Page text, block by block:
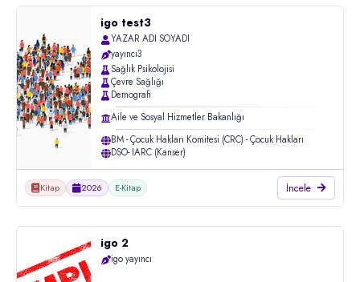
Diğer
Görüntü kaydı, Sunum (powerpoint)
HASUDER iç Mevzuat
Kongre Kitabı
Makale
Rapor, sözleşme (Ulusal)
Rapor, sözleşme (Uluslararası)
Afetler
Ağız Diş Sağlığı
igo test3
YAZAR ADI SOYADI
yayıncı3
Sağlık Psikolojisi
Çevre Sağlığı
Demografi
Aile ve Sosyal Hizmetler Bakanlığı
BM - Çocuk Hakları Komitesi (CRC) - Çocuk Hakları
DSÖ- IARC (Kanser)
Kitap 2026 E-Kitap İncele
igo 2
igo yayıncı